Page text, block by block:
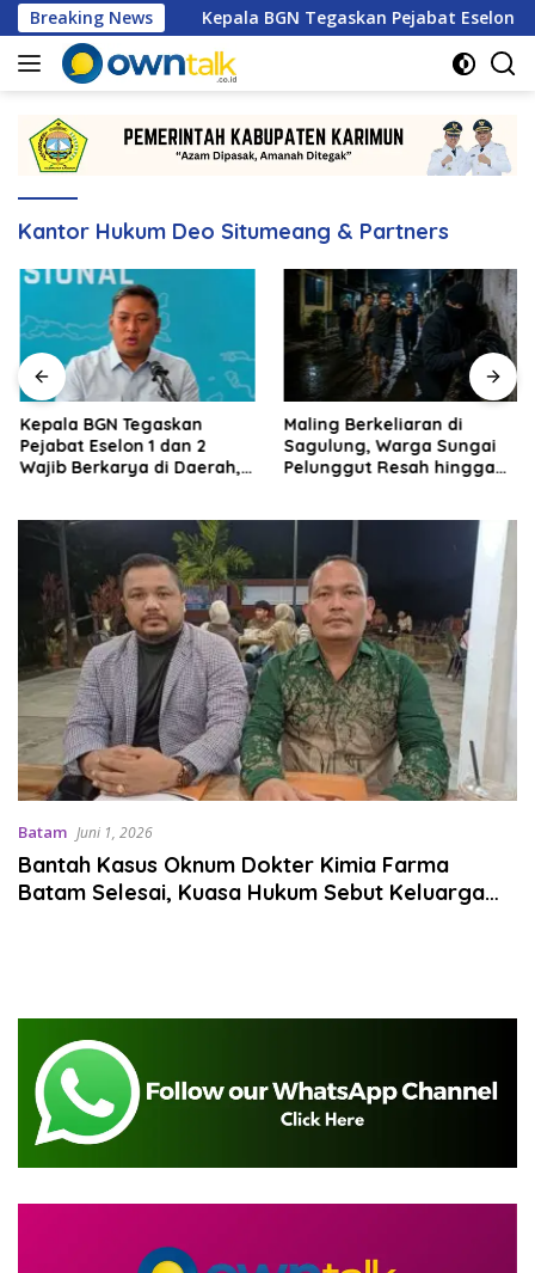
Langsung
ke
konten
Breaking NewsKepala BGN Tegaskan Pejabat Eselon 1 dan 2
Kantor Hukum Deo Situmeang & Partners
Kepala BGN Tegaskan
Pejabat Eselon 1 dan 2
Wajib Berkarya di Daerah,
Maling Berkeliaran di
Sagulung, Warga Sungai
Pelunggut Resah hingga
Batam Juni 1, 2026
Bantah Kasus Oknum Dokter Kimia Farma
Batam Selesai, Kuasa Hukum Sebut Keluarga